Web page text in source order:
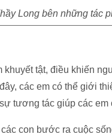
Long bên những tác
khuyết tật, điều khiến
các em có thể giới
tương tác giúp các
con bước ra cuộc